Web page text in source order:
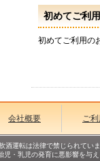
初めてご利
初めてご利用の
会社概要 ご
酒運転は法律で禁じられていま
・乳児の発育に悪影響を与